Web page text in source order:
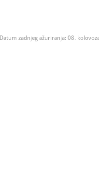
Datum zadnjeg ažuriranja: 08.